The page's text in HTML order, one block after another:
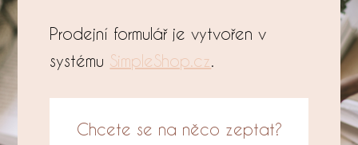
Prodejní formulář je vytvořen v
systému SimpleShop.cz
Chcete se na něco zeptat?